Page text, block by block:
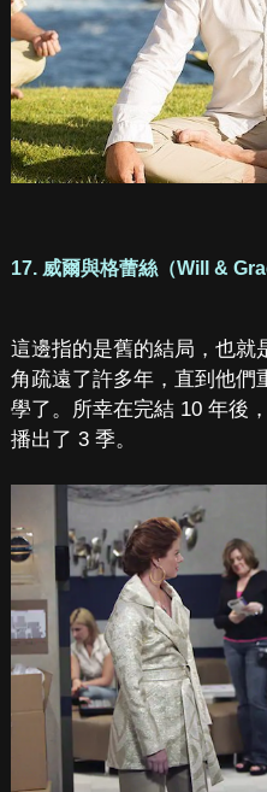
17. 威爾與格蕾絲（Will &
這邊指的是舊的結局，也就
角疏遠了許多年，直到他們
學了。所幸在完結 10 年後
播出了 3 季。